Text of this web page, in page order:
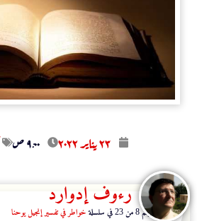
۲۳ يناير ۲۰۲۲ ۹:۰۰ ص
رءوف إدوارد
المقال رقم 8 من 23 في سلسلة خواطر في تفسير إنجيل يوحنا